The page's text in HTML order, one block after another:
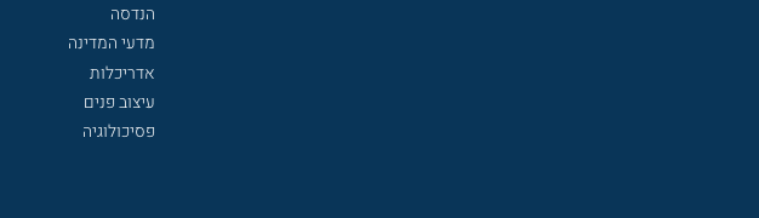
הנדסה
מדעי המדינה
אדריכלות
עיצוב פנים
פסיכולוגיה